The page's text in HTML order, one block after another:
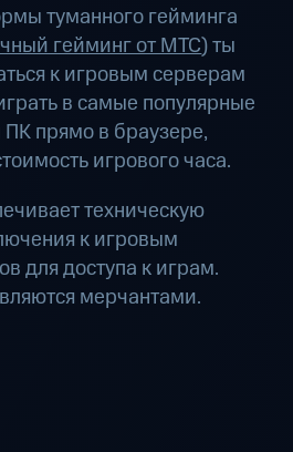
туманного гейминга
гейминг от МТС) ты
к игровым серверам
в самые популярные
прямо в браузере,
игрового часа.
техническую
к игровым
для доступа к играм.
мерчантами.